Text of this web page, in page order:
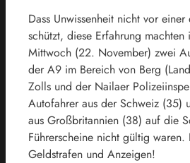
Dass Unwissenheit nicht vor
schützt, diese Erfahrung
Mittwoch (22. November) zwei
der A9 im Bereich von Berg
Zolls und der Nailaer
Autofahrer aus der Schweiz (35)
aus Großbritannien (38) auf die
Führerscheine nicht gültig
Geldstrafen und Anzeigen!